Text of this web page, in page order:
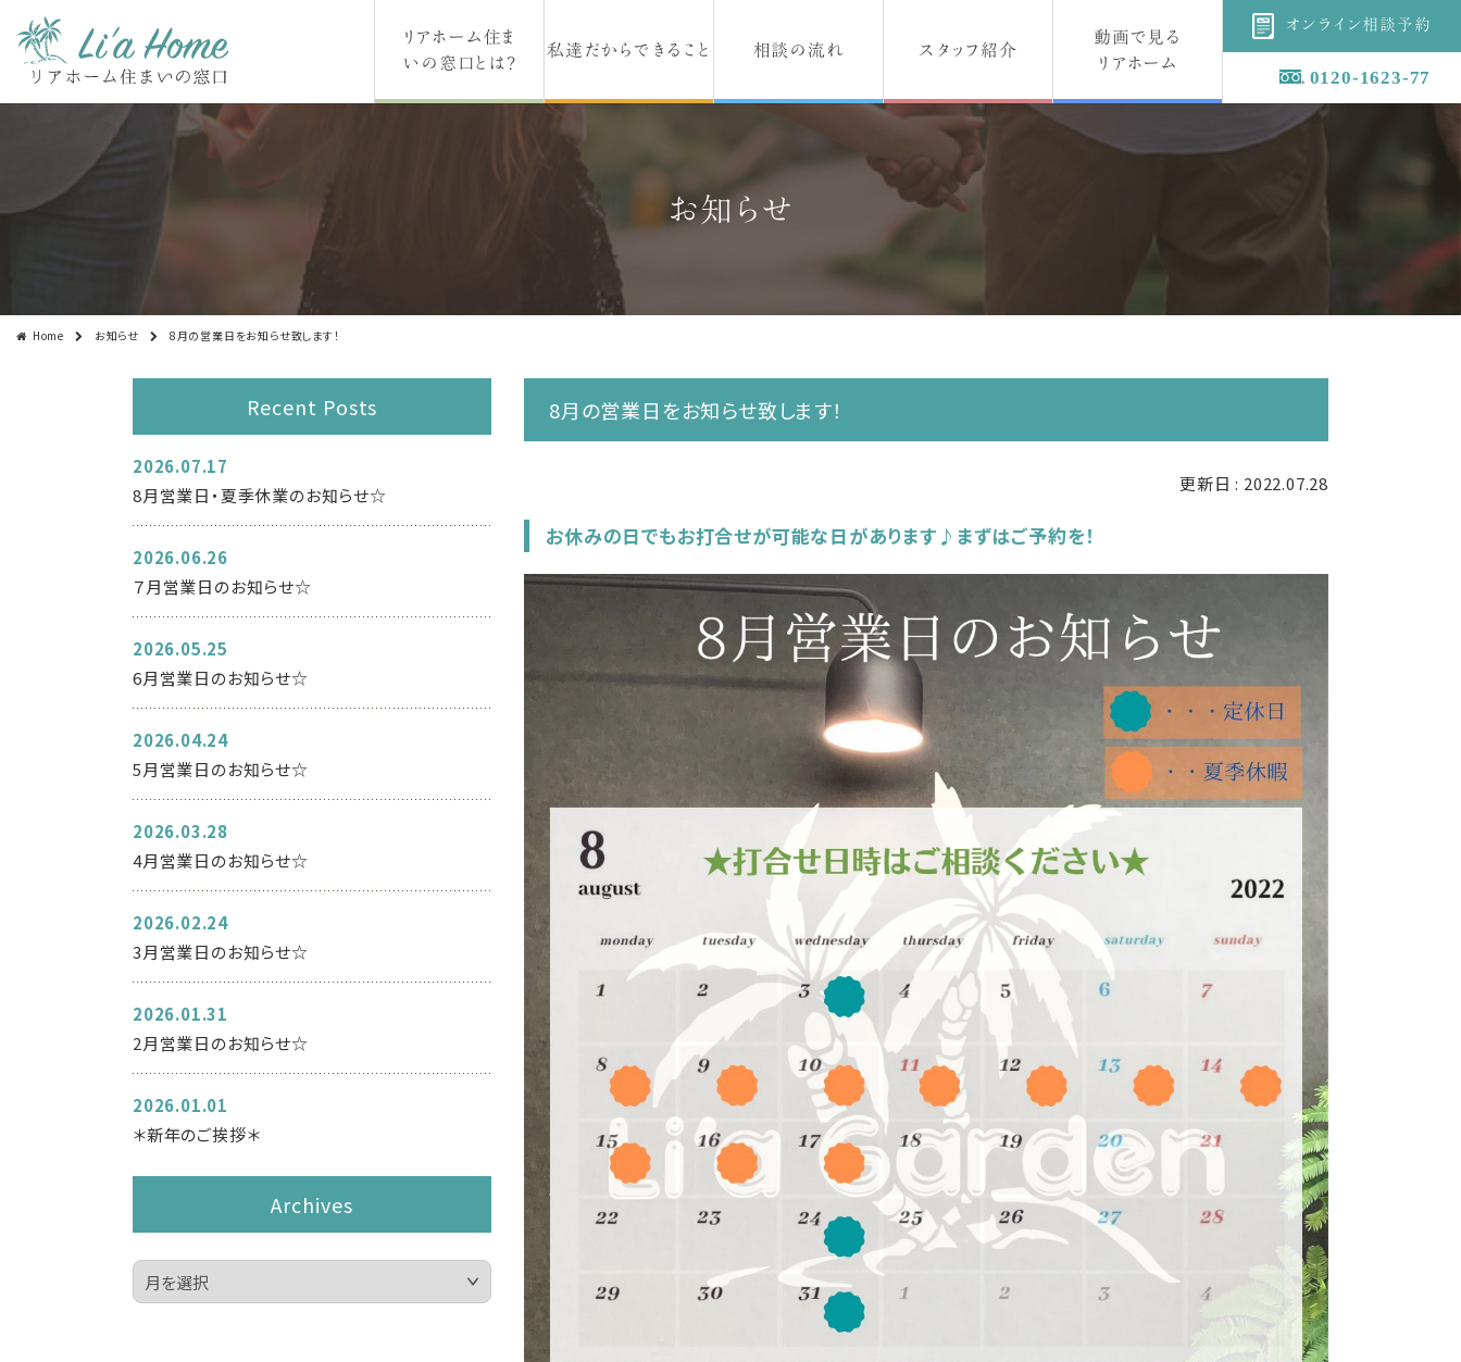
リアホーム住ま
いの窓口とは？
私達だからできること 相談の流れ スタッフ紹介
動画で見る
リアホーム
オンライン相談予約
0120-1623-77
お知らせ
Home お知らせ 8月の営業日をお知らせ致します！
8月の営業日をお知らせ致します！
更新日 : 2022.07.28
お休みの日でもお打合せが可能な日があります♪まずはご予約を！
Recent Posts
2026.07.17
8月営業日・夏季休業のお知らせ☆
2026.06.26
７月営業日のお知らせ☆
2026.05.25
6月営業日のお知らせ☆
2026.04.24
5月営業日のお知らせ☆
2026.03.28
4月営業日のお知らせ☆
2026.02.24
3月営業日のお知らせ☆
2026.01.31
2月営業日のお知らせ☆
2026.01.01
＊新年のご挨拶＊
Archives